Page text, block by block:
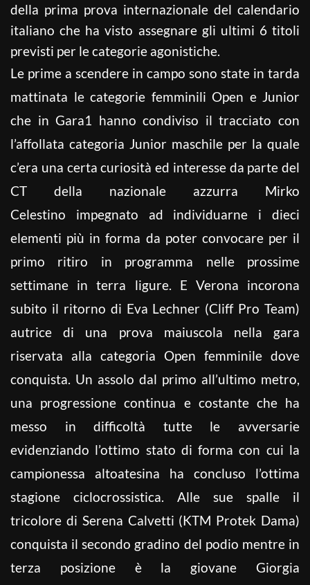
della prima prova internazionale del calendario
italiano che ha visto assegnare gli ultimi 6 titoli
previsti per le categorie agonistiche.
Le prime a scendere in campo sono state in tarda
mattinata le categorie femminili Open e Junior
che in Gara1 hanno condiviso il tracciato con
l’affollata categoria Junior maschile per la quale
c’era una certa curiosità ed interesse da parte del
CT della nazionale azzurra Mirko
Celestino impegnato ad individuarne i dieci
elementi più in forma da poter convocare per il
primo ritiro in programma nelle prossime
settimane in terra ligure. E Verona incorona
subito il ritorno di Eva Lechner (Cliff Pro Team)
autrice di una prova maiuscola nella gara
riservata alla categoria Open femminile dove
conquista. Un assolo dal primo all’ultimo metro,
una progressione continua e costante che ha
messo in difficoltà tutte le avversarie
evidenziando l’ottimo stato di forma con cui la
campionessa altoatesina ha concluso l’ottima
stagione ciclocrossistica. Alle sue spalle il
tricolore di Serena Calvetti (KTM Protek Dama)
conquista il secondo gradino del podio mentre in
terza posizione è la giovane Giorgia